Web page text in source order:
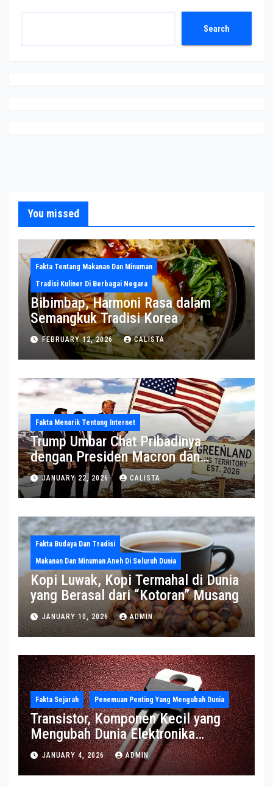
Search
You missed
Fakta Tentang Makanan Dan Minuman
Tradisi Kuliner Di Berbagai Negara
Bibimbap, Harmoni Rasa dalam
Semangkuk Tradisi Korea
FEBRUARY 12, 2026 CALISTA
Fakta Menarik Tentang Internet
Trump Umbar Chat Pribadinya
dengan Presiden Macron dan
Sekjen NATO ke Medsos, Bahas Isu
Greenland
JANUARY 22, 2026 CALISTA
Fakta Budaya Dan Tradisi
Makanan Dan Minuman Aneh Di Seluruh Dunia
Kopi Luwak, Kopi Termahal di Dunia
yang Berasal dari “Kotoran” Musang
JANUARY 10, 2026 ADMIN
Fakta Sejarah Penemuan Penting Yang Mengubah Dunia
Transistor, Komponen Kecil yang
Mengubah Dunia Elektronika
Modern
JANUARY 4, 2026 ADMIN